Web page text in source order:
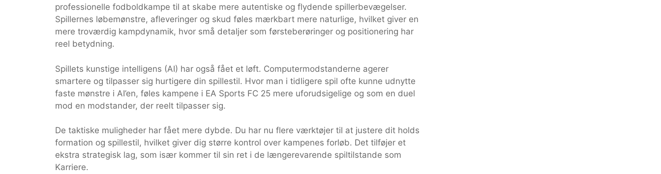
professionelle fodboldkampe til at skabe mere autentiske og flydende spillerbevægelser.
Spillernes løbemønstre, afleveringer og skud føles mærkbart mere naturlige, hvilket giver en
mere troværdig kampdynamik, hvor små detaljer som førsteberøringer og positionering har
reel betydning.
Spillets kunstige intelligens (AI) har også fået et løft. Computermodstanderne agerer
smartere og tilpasser sig hurtigere din spillestil. Hvor man i tidligere spil ofte kunne udnytte
faste mønstre i AI’en, føles kampene i EA Sports FC 25 mere uforudsigelige og som en duel
mod en modstander, der reelt tilpasser sig.
De taktiske muligheder har fået mere dybde. Du har nu flere værktøjer til at justere dit holds
formation og spillestil, hvilket giver dig større kontrol over kampenes forløb. Det tilføjer et
ekstra strategisk lag, som især kommer til sin ret i de længerevarende spiltilstande som
Karriere.